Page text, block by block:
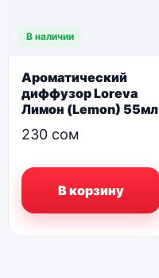
В наличии
Ароматический
диффузор Loreva
Лимон (Lemon) 55мл
230 сом
В корзину